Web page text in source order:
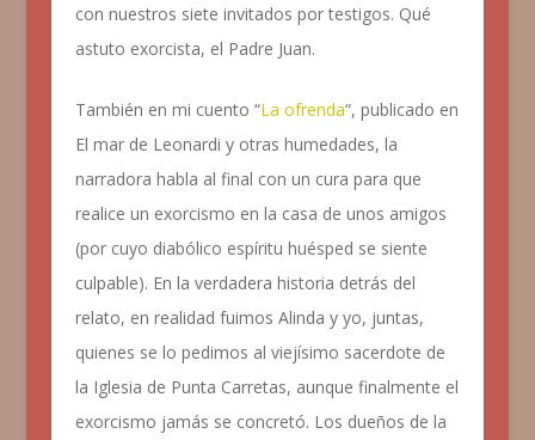
con nuestros siete invitados por testigos. Qué
astuto exorcista, el Padre Juan.
También en mi cuento “La ofrenda“, publicado en
El mar de Leonardi y otras humedades, la
narradora habla al final con un cura para que
realice un exorcismo en la casa de unos amigos
(por cuyo diabólico espíritu huésped se siente
culpable). En la verdadera historia detrás del
relato, en realidad fuimos Alinda y yo, juntas,
quienes se lo pedimos al viejísimo sacerdote de
la Iglesia de Punta Carretas, aunque finalmente el
exorcismo jamás se concretó. Los dueños de la